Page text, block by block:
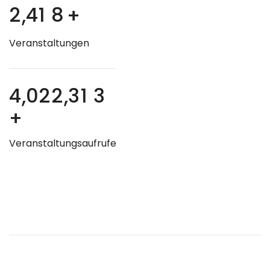
2,41 8 +
Veranstaltungen
4,022,3 1 3
+
Veranstaltungsaufrufe